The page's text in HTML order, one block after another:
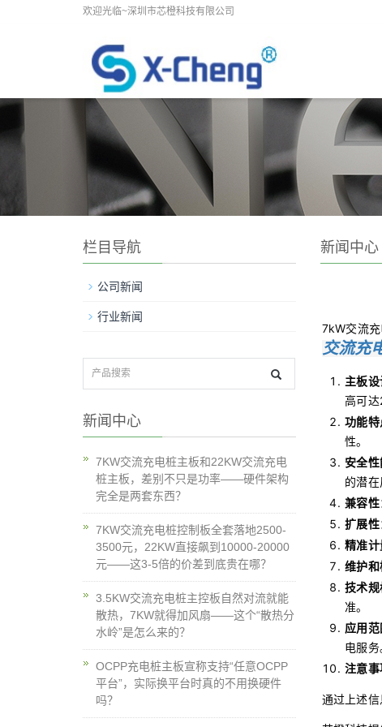
欢迎光临~深圳市芯橙科技有限公司
新闻中心
7kW交流
交流充
主板设
高可
功能特
性。
安全性
的潜在
兼容性
扩展性
精准计
维护
技术规
准。
应用范
电服务
注意事
通过上述
栏目导航
公司新闻
行业新闻
新闻中心
7KW交流充电桩主板和22KW交流充电
桩主板，差别不只是功率——硬件架构
完全是两套东西？
7KW交流充电桩控制板全套落地2500-
3500元，22KW直接飙到10000-20000
元——这3-5倍的价差到底贵在哪？
3.5KW交流充电桩主控板自然对流就能
散热，7KW就得加风扇——这个“散热分
水岭”是怎么来的？
OCPP充电桩主板宣称支持“任意OCPP
平台”，实际换平台时真的不用换硬件
吗？